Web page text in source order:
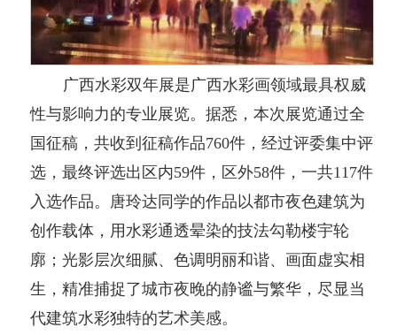
广西水彩双年展是广西水彩画领域最具权威
性与影响力的专业展览。据悉，本次展览通过全
国征稿，共收到征稿作品760件，经过评委集中评
选，最终评选出区内59件，区外58件，一共117件
入选作品。唐玲达同学的作品以都市夜色建筑为
创作载体，用水彩通透晕染的技法勾勒楼宇轮
廓；光影层次细腻、色调明丽和谐、画面虚实相
生，精准捕捉了城市夜晚的静谧与繁华，尽显当
代建筑水彩独特的艺术美感。